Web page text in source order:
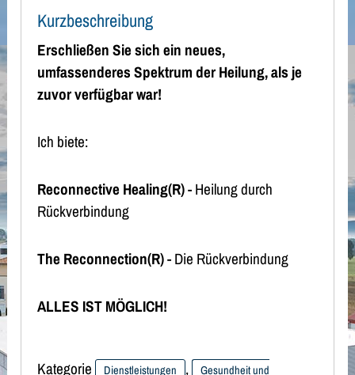
Kurzbeschreibung
Erschließen Sie sich ein neues,
umfassenderes Spektrum der Heilung, als je
zuvor verfügbar war!
Ich biete:
Reconnective Healing(R)- Heilung durch
Rückverbindung
The Reconnection(R)- Die Rückverbindung
ALLES IST MÖGLICH!
Kategorie Dienstleistungen ,
Gesundheit und